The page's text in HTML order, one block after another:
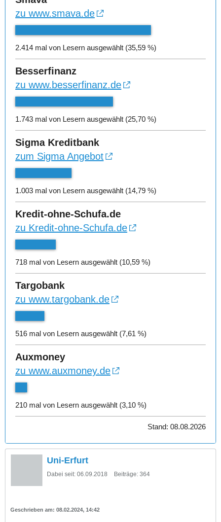
zu www.smava.de
2.414 mal von Lesern ausgewählt (35,59 %)
Besserfinanz
zu www.besserfinanz.de
1.743 mal von Lesern ausgewählt (25,70 %)
Sigma Kreditbank
zum Sigma Angebot
1.003 mal von Lesern ausgewählt (14,79 %)
Kredit-ohne-Schufa.de
zu Kredit-ohne-Schufa.de
718 mal von Lesern ausgewählt (10,59 %)
Targobank
zu www.targobank.de
516 mal von Lesern ausgewählt (7,61 %)
Auxmoney
zu www.auxmoney.de
210 mal von Lesern ausgewählt (3,10 %)
Stand: 08.08.2026
Uni-Erfurt
Dabei seit: 06.09.2018 Beiträge: 364
08.02.2024, 14:42